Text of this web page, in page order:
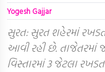
Yogesh Gajjar
સુરત: સુરત શહેરમાં
આવી રહી છે. તાજેતરમાં
વિસ્તારમાં 3 જેટલા